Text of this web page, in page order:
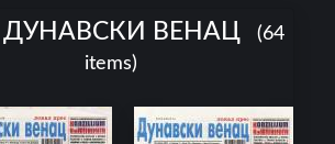
ДУНАВСКИ ВЕНАЦ(64
items)